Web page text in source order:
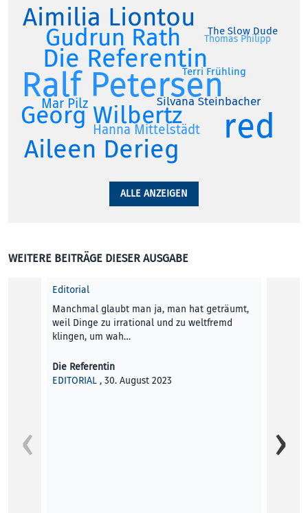
Ralf Petersen
red
Aileen Derieg
Aimilia Liontou
Die Referentin
Georg Wilbertz
Gudrun Rath
Hanna Mittelstädt
Mar Pilz Silvana Steinbacher
Terri Frühling
The Slow Dude
Thomas Philipp
ALLE ANZEIGEN
WEITERE BEITRÄGE DIESER AUSGABE
Editorial
Manchmal glaubt man ja, man hat geträumt,
weil Dinge zu irrational und zu weltfremd
klingen, um wah…
Die Referentin
EDITORIAL , 30. August 2023